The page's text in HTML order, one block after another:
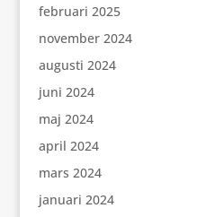
februari 2025
november 2024
augusti 2024
juni 2024
maj 2024
april 2024
mars 2024
januari 2024